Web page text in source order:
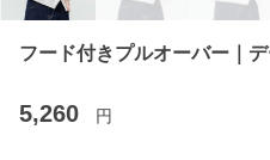
フード付きプルオーバー｜
5,260 円